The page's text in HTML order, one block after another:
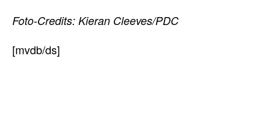
Foto-Credits: Kieran Cleeves/PDC
[mvdb/ds]